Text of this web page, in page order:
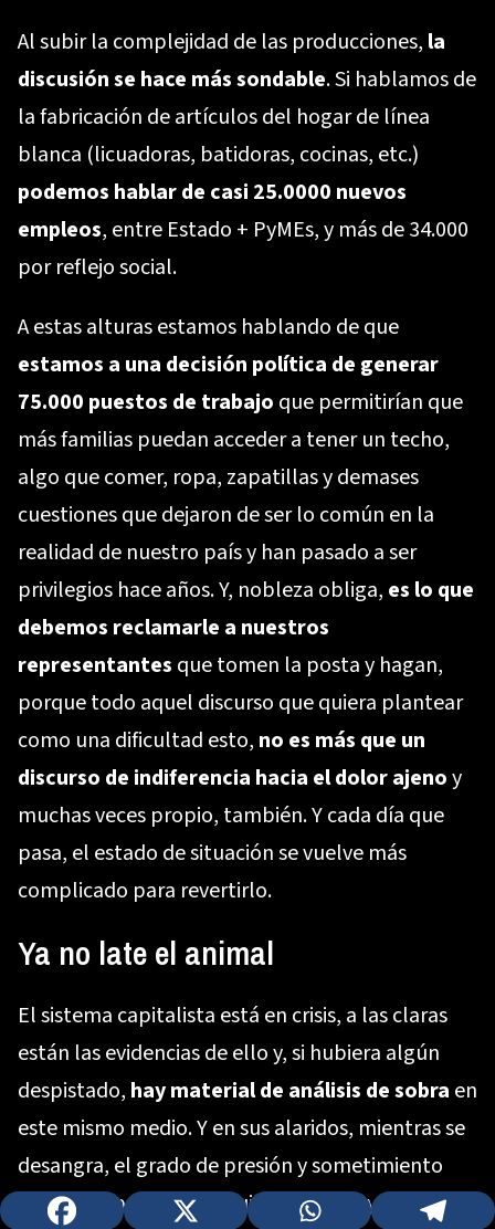
Al subir la complejidad de las producciones, la
discusión se hace más sondable. Si hablamos de
la fabricación de artículos del hogar de línea
blanca (licuadoras, batidoras, cocinas, etc.)
podemos hablar de casi 25.0000 nuevos
empleos, entre Estado + PyMEs, y más de 34.000
por reflejo social.
A estas alturas estamos hablando de que
estamos a una decisión política de generar
75.000 puestos de trabajo que permitirían que
más familias puedan acceder a tener un techo,
algo que comer, ropa, zapatillas y demases
cuestiones que dejaron de ser lo común en la
realidad de nuestro país y han pasado a ser
privilegios hace años. Y, nobleza obliga, es lo que
debemos reclamarle a nuestros
representantes que tomen la posta y hagan,
porque todo aquel discurso que quiera plantear
como una dificultad esto, no es más que un
discurso de indiferencia hacia el dolor ajenoy
muchas veces propio, también. Y cada día que
pasa, el estado de situación se vuelve más
complicado para revertirlo.
Ya no late el animal
El sistema capitalista está en crisis, a las claras
están las evidencias de ello y, si hubiera algún
despistado, hay material de análisis de sobra en
este mismo medio. Y en sus alaridos, mientras se
desangra, el grado de presión y sometimiento
que los imperialismos quieren ejercer ya ha